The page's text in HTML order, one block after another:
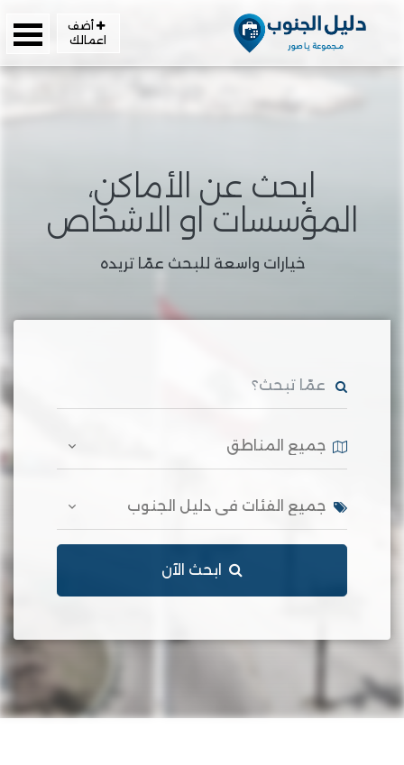
أضف
اعمالك
ابحث عن الأماكن،
المؤسسات او الاشخاص
خيارات واسعة للبحث عمّا تريده
ابحث الآن